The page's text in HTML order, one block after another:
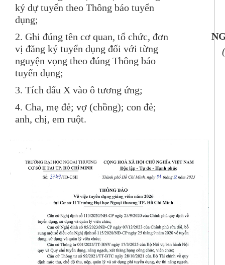
ký dự tuyển theo Thông báo tuyển
dụng;
2. Ghi đúng tên cơ quan, tổ chức, đơn
vị đăng ký tuyển dụng đối với từng
nguyện vọng theo đúng Thông báo
tuyển dụng;
3. Tích dấu X vào ô tương ứng;
4. Cha, mẹ đẻ; vợ (chồng); con đẻ;
anh, chị, em ruột.